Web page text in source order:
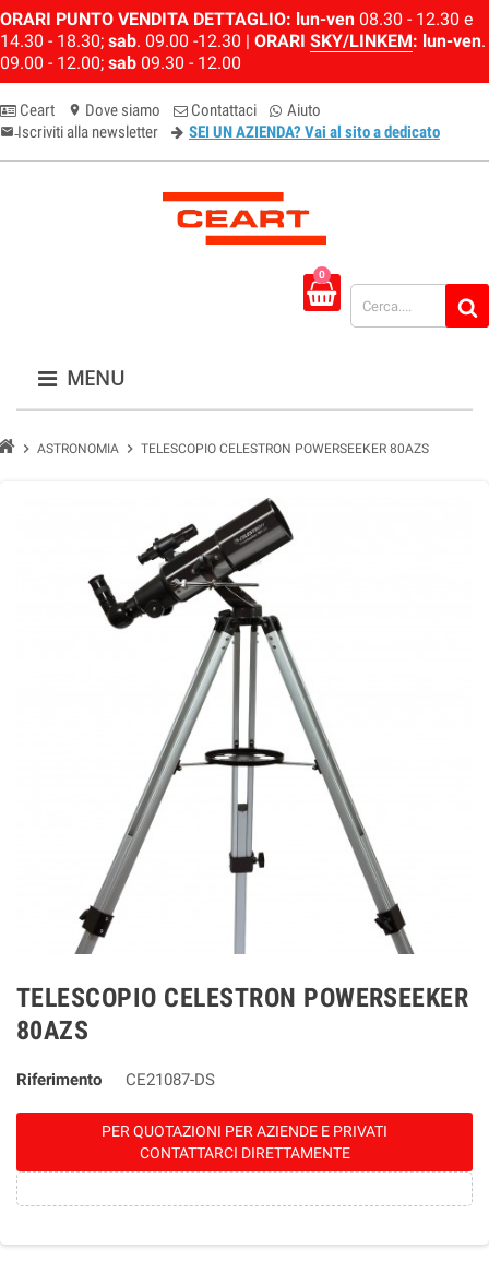
ORARI PUNTO VENDITA DETTAGLIO: lun-ven 08.30 - 12.30 e
14.30 - 18.30; sab. 09.00 -12.30 | ORARI SKY/LINKEM: lun-ven.
09.00 - 12.00; sab 09.30 - 12.00
Ceart location_on Dove siamo Contattaci Aiuto
email-newsletter
Iscriviti alla newsletter SEI UN AZIENDA? Vai al sito a dedicato
0
MENU
chevron_right ASTRONOMIA chevron_right TELESCOPIO CELESTRON POWERSEEKER 80AZS
TELESCOPIO CELESTRON POWERSEEKER
80AZS
Riferimento CE21087-DS
PER QUOTAZIONI PER AZIENDE E PRIVATI
CONTATTARCI DIRETTAMENTE